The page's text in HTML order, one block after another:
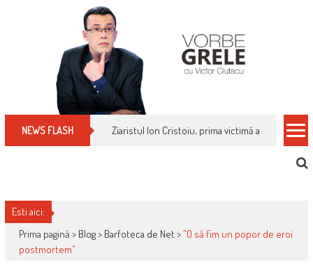
NEWS FLASH Ziaristul Ion Cristoiu, prima victimă a noi
Esti aici:
Prima pagină > Blog> Barfoteca de Net>“O să fim un popor de eroi
postmortem”